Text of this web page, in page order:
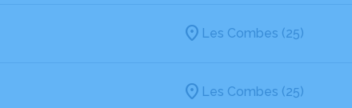
Les Combes (25)
Les Combes (25)